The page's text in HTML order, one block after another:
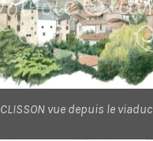
CLISSON vue depuis le viaduc